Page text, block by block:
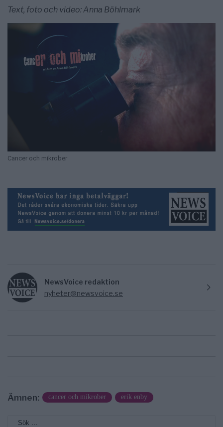
Text, foto och video: Anna Böhlmark
Cancer och mikrober
NewsVoice redaktion
nyheter@newsvoice.se
Ämnen: cancer och mikrober erik enby